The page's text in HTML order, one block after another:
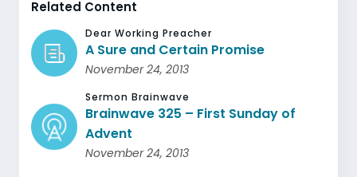
Related Content
Dear Working Preacher
A Sure and Certain Promise
November 24, 2013
Sermon Brainwave
Brainwave 325 – First Sunday of
Advent
November 24, 2013